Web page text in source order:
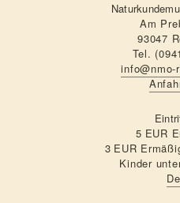
Am
93047
Tel.
info@nmo-
5 EUR
3 EUR
Kinder